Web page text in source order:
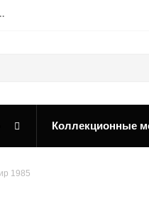
Коллекционные
1985